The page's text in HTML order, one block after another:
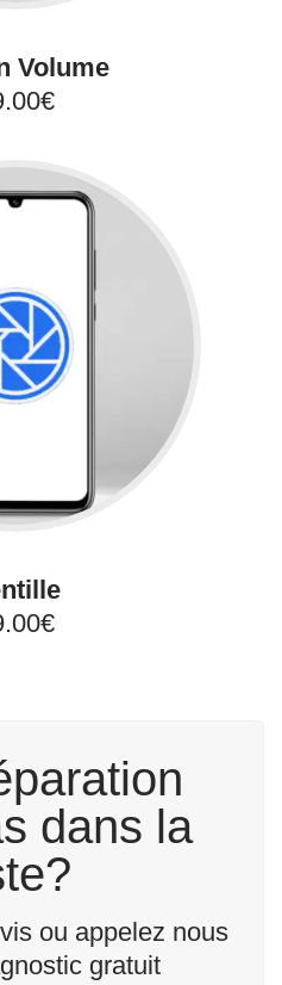
Volume
dans la
ou appelez nous
gratuit